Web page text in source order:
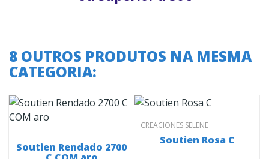
8 OUTROS PRODUTOS NA MESMA
CATEGORIA:
Soutien Rendado 2700
CREACIONES SELENE
Soutien Rosa C